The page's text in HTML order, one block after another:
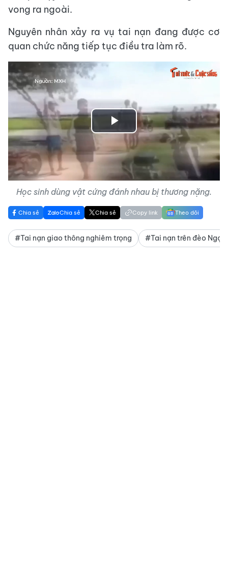
vong ra ngoài.
Nguyên nhân xảy ra vụ tai nạn đang được cơ
quan chức năng tiếp tục điều tra làm rõ.
Play
Video
Học sinh dùng vật cứng đánh nhau bị thương nặng.
Chia sẻ Chia sẻ Chia sẻ Copy link Theo dõi
#Tai nạn giao thông nghiêm trọng #Tai nạn trên đèo Ngọc